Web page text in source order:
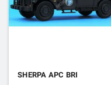
SHERPA APC BRI